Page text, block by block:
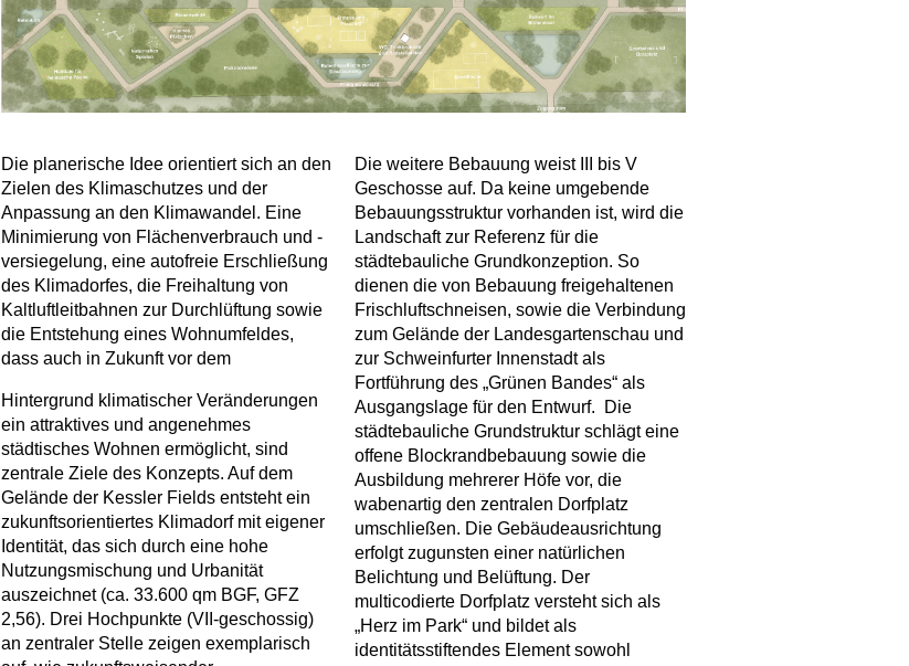
Die planerische Idee orientiert sich an den
Zielen des Klimaschutzes und der
Anpassung an den Klimawandel. Eine
Minimierung von Flächenverbrauch und -
versiegelung, eine autofreie Erschließung
des Klimadorfes, die Freihaltung von
Kaltluftleitbahnen zur Durchlüftung sowie
die Entstehung eines Wohnumfeldes,
dass auch in Zukunft vor dem
Hintergrund klimatischer Veränderungen
ein attraktives und angenehmes
städtisches Wohnen ermöglicht, sind
zentrale Ziele des Konzepts. Auf dem
Gelände der Kessler Fields entsteht ein
zukunftsorientiertes Klimadorf mit eigener
Identität, das sich durch eine hohe
Nutzungsmischung und Urbanität
auszeichnet (ca. 33.600 qm BGF, GFZ
2,56). Drei Hochpunkte (VII-geschossig)
an zentraler Stelle zeigen exemplarisch
Die weitere Bebauung weist III bis V
Geschosse auf. Da keine umgebende
Bebauungsstruktur vorhanden ist, wird die
Landschaft zur Referenz für die
städtebauliche Grundkonzeption. So
dienen die von Bebauung freigehaltenen
Frischluftschneisen, sowie die Verbindung
zum Gelände der Landesgartenschau und
zur Schweinfurter Innenstadt als
Fortführung des „Grünen Bandes“ als
Ausgangslage für den Entwurf.
Die
städtebauliche Grundstruktur schlägt eine
offene Blockrandbebauung sowie die
Ausbildung mehrerer Höfe vor, die
wabenartig den zentralen Dorfplatz
umschließen. Die Gebäudeausrichtung
erfolgt zugunsten einer natürlichen
Belichtung und Belüftung. Der
multicodierte Dorfplatz versteht sich als
„Herz im Park“ und bildet als
identitätsstiftendes Element sowohl